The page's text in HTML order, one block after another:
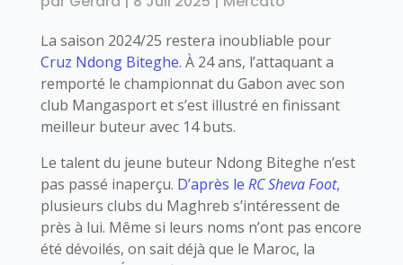
La saison 2024/25 restera inoubliable pour
Cruz Ndong Biteghe. À 24 ans, l’attaquant a
remporté le championnat du Gabon avec son
club Mangasport et s’est illustré en finissant
meilleur buteur avec 14 buts.
Le talent du jeune buteur Ndong Biteghe n’est
pas passé inaperçu. D’après le RC Sheva Foot,
plusieurs clubs du Maghreb s’intéressent de
près à lui. Même si leurs noms n’ont pas encore
été dévoilés, on sait déjà que le Maroc, la